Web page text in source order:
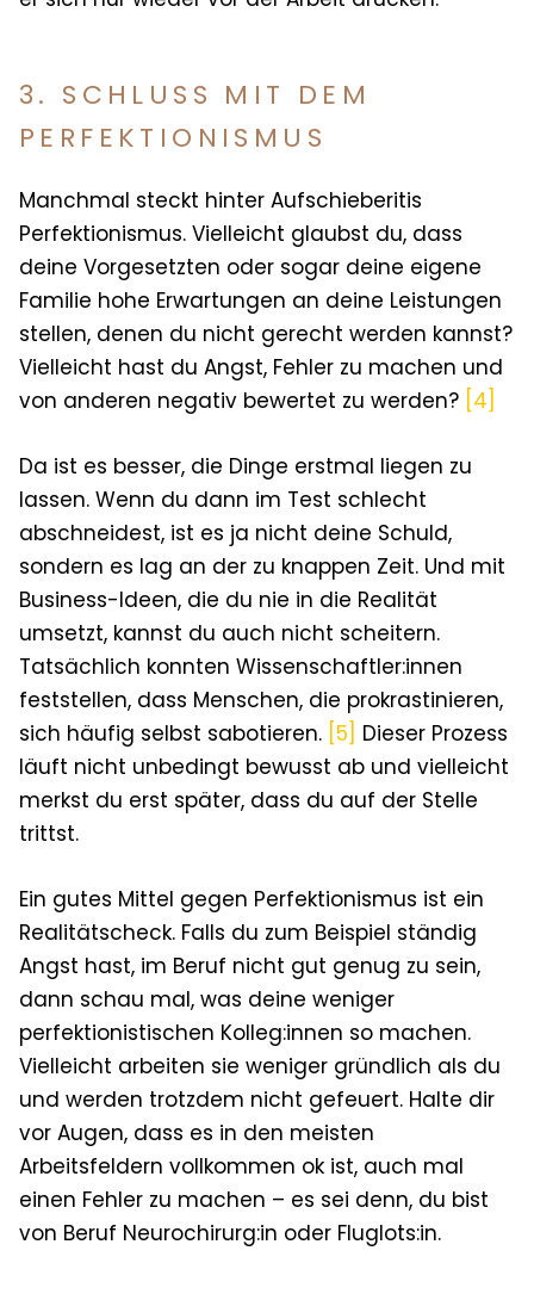
3. SCHLUSS MIT DEM
PERFEKTIONISMUS
Manchmal steckt hinter Aufschieberitis
Perfektionismus. Vielleicht glaubst du, dass
deine Vorgesetzten oder sogar deine eigene
Familie hohe Erwartungen an deine Leistungen
stellen, denen du nicht gerecht werden kannst?
Vielleicht hast du Angst, Fehler zu machen und
von anderen negativ bewertet zu werden? [4]
Da ist es besser, die Dinge erstmal liegen zu
lassen. Wenn du dann im Test schlecht
abschneidest, ist es ja nicht deine Schuld,
sondern es lag an der zu knappen Zeit. Und mit
Business-Ideen, die du nie in die Realität
umsetzt, kannst du auch nicht scheitern.
Tatsächlich konnten Wissenschaftler:innen
feststellen, dass Menschen, die prokrastinieren,
sich häufig selbst sabotieren. [5] Dieser Prozess
läuft nicht unbedingt bewusst ab und vielleicht
merkst du erst später, dass du auf der Stelle
trittst.
Ein gutes Mittel gegen Perfektionismus ist ein
Realitätscheck. Falls du zum Beispiel ständig
Angst hast, im Beruf nicht gut genug zu sein,
dann schau mal, was deine weniger
perfektionistischen Kolleg:innen so machen.
Vielleicht arbeiten sie weniger gründlich als du
und werden trotzdem nicht gefeuert. Halte dir
vor Augen, dass es in den meisten
Arbeitsfeldern vollkommen ok ist, auch mal
einen Fehler zu machen – es sei denn, du bist
von Beruf Neurochirurg:in oder Fluglots:in.